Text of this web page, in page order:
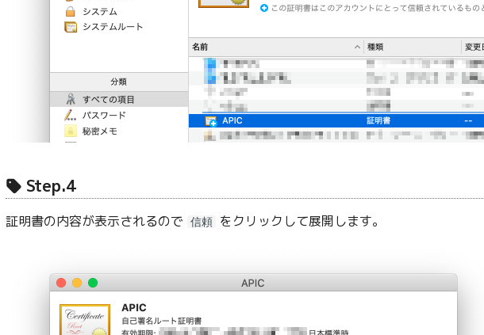
Step.4
証明書の内容が表示されるので 信頼 をクリックして展開します。